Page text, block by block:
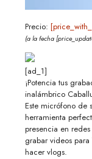
Precio:
(a la fecha
[ad_1]
¡Potencia tus
inalámbrico
Este micrófono de
herramienta
presencia en
grabar videos
hacer vlogs.